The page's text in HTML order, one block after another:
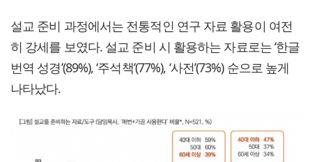
설교 준비 과정에서는 전통적인 연구 자료 활용이 여전
히 강세를 보였다. 설교 준비 시 활용하는 자료로는 ‘한글
번역 성경’(89%), ‘주석책’(77%), ‘사전’(73%) 순으로 높게
나타났다.